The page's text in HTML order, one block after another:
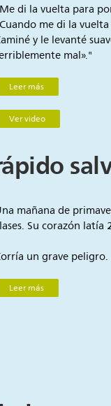
di la vuelta para
me di la
y le levanté
mal»."
Leer más
Ver video
mañana de
Su corazón
un grave peligro.
Leer más